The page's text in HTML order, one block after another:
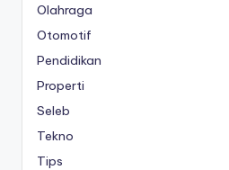
Olahraga
Otomotif
Pendidikan
Properti
Seleb
Tekno
Tips